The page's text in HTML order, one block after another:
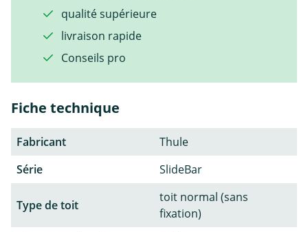
qualité supérieure
livraison rapide
Conseils pro
Fiche technique
Fabricant
Thule
Série
SlideBar
Type de toit
toit normal (sans
fixation)